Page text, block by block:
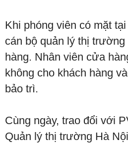
Khi phóng viên có mặt
cán bộ quản lý thị trường
hàng. Nhân viên cửa
không cho khách hàng
bảo trì.
Cùng ngày, trao đổi với
Quản lý thị trường Hà